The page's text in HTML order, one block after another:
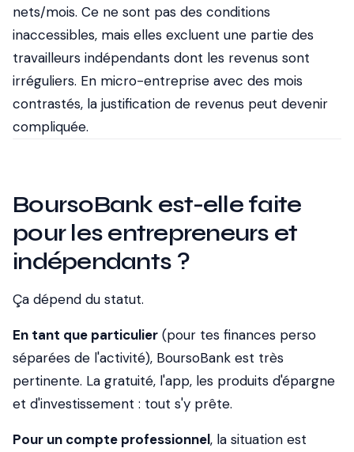
nets/mois. Ce ne sont pas des conditions
inaccessibles, mais elles excluent une partie des
travailleurs indépendants dont les revenus sont
irréguliers. En micro-entreprise avec des mois
contrastés, la justification de revenus peut devenir
compliquée.
BoursoBank est-elle faite
pour les entrepreneurs et
indépendants ?
Ça dépend du statut.
En tant que particulier (pour tes finances perso
séparées de l'activité), BoursoBank est très
pertinente. La gratuité, l'app, les produits d'épargne
et d'investissement : tout s'y prête.
Pour un compte professionnel, la situation est